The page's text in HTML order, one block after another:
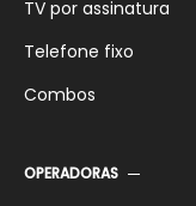
TV por assinatura
Telefone fixo
Combos
OPERADORAS